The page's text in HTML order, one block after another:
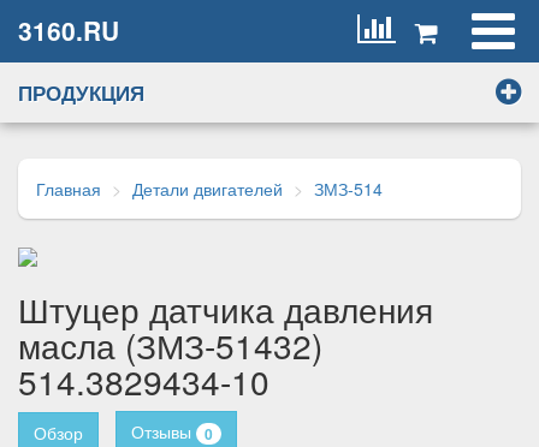
3160.RU
ПРОДУКЦИЯ
Главная Детали двигателей ЗМЗ-514
Штуцер датчика давления
масла (ЗМЗ-51432)
514.3829434-10
Обзор Отзывы 0